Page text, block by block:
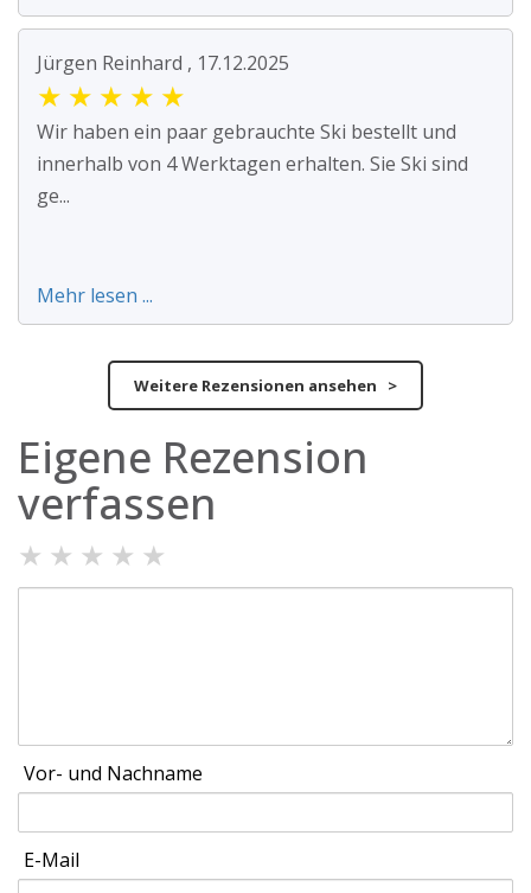
Jürgen Reinhard , 17.12.2025
★ ★ ★ ★ ★
Wir haben ein paar gebrauchte Ski bestellt und
innerhalb von 4 Werktagen erhalten. Sie Ski sind
ge...
Mehr lesen ...
Weitere Rezensionen ansehen >
Eigene Rezension
verfassen
★ ★ ★ ★ ★
Vor- und Nachname
E-Mail